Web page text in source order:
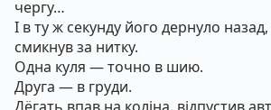
чергу…
І в ту ж секунду його дернуло
смикнув за нитку.
Одна куля — точно в шию.
Друга — в груди.